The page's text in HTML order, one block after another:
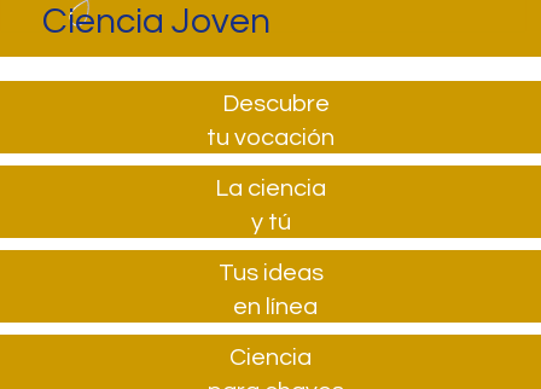
Ciencia Joven
Descubre
tu vocación
La ciencia
y tú
Tus ideas
en línea
Ciencia